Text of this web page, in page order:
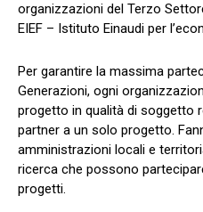
organizzazioni del Terzo
EIEF – Istituto Einaudi per
Per garantire la massima
Generazioni, ogni
progetto in qualità di soggetto
partner a un solo progetto.
amministrazioni locali e
ricerca che possono
progetti.